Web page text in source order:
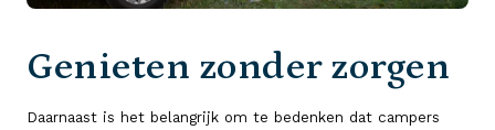
Genieten zonder zorgen
Daarnaast is het belangrijk om te bedenken dat campers